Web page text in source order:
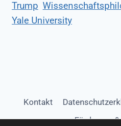
Trump
Yale University
Kontakt
Förderung